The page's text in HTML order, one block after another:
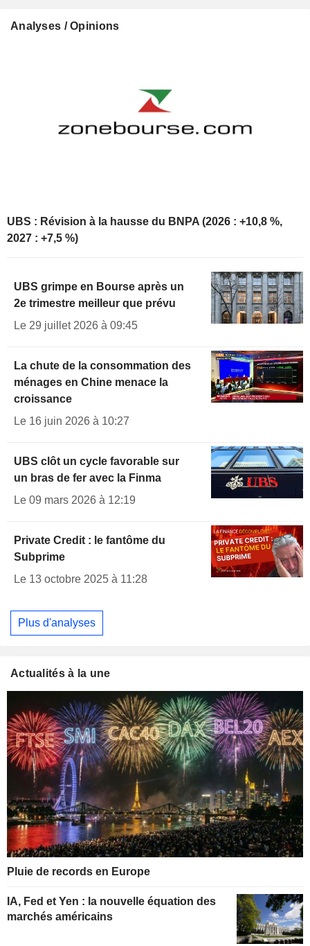
Analyses / Opinions
UBS : Révision à la hausse du BNPA (2026 : +10,8 %,
2027 : +7,5 %)
UBS grimpe en Bourse après un
2e trimestre meilleur que prévu
Le 29 juillet 2026 à 09:45
La chute de la consommation des
ménages en Chine menace la
croissance
Le 16 juin 2026 à 10:27
UBS clôt un cycle favorable sur
un bras de fer avec la Finma
Le 09 mars 2026 à 12:19
Private Credit : le fantôme du
Subprime
Le 13 octobre 2025 à 11:28
Plus d'analyses
Actualités à la une
Pluie de records en Europe
IA, Fed et Yen : la nouvelle équation des
marchés américains